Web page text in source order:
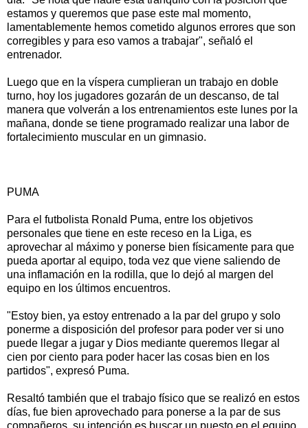
estamos y queremos que pase este mal momento,
lamentablemente hemos cometido algunos errores que son
corregibles y para eso vamos a trabajar", señaló el
entrenador.
Luego que en la víspera cumplieran un trabajo en doble
turno, hoy los jugadores gozarán de un descanso, de tal
manera que volverán a los entrenamientos este lunes por la
mañana, donde se tiene programado realizar una labor de
fortalecimiento muscular en un gimnasio.
PUMA
Para el futbolista Ronald Puma, entre los objetivos
personales que tiene en este receso en la Liga, es
aprovechar al máximo y ponerse bien físicamente para que
pueda aportar al equipo, toda vez que viene saliendo de
una inflamación en la rodilla, que lo dejó al margen del
equipo en los últimos encuentros.
"Estoy bien, ya estoy entrenado a la par del grupo y solo
ponerme a disposición del profesor para poder ver si uno
puede llegar a jugar y Dios mediante queremos llegar al
cien por ciento para poder hacer las cosas bien en los
partidos", expresó Puma.
Resaltó también que el trabajo físico que se realizó en estos
días, fue bien aprovechado para ponerse a la par de sus
compañeros, su intención es buscar un puesto en el equipo